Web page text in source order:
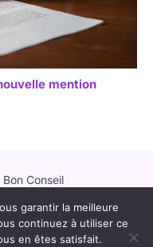
mention
Conseil
garantir la meilleure
continuez à utiliser ce
en êtes satisfait.